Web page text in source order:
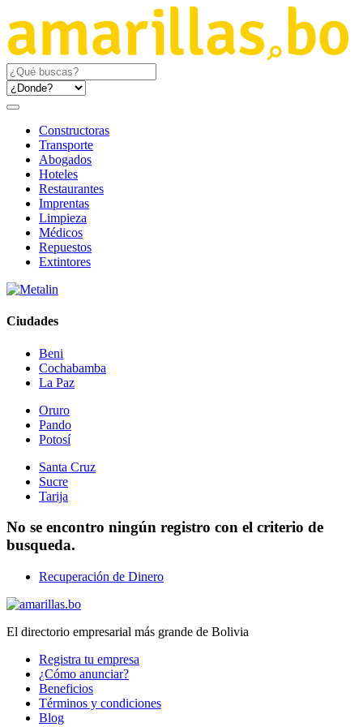
Constructoras
Transporte
Abogados
Hoteles
Restaurantes
Imprentas
Limpieza
Médicos
Repuestos
Extintores
Ciudades
Beni
Cochabamba
La Paz
Oruro
Pando
Potosí
Santa Cruz
Sucre
Tarija
No se encontro ningún registro con el criterio de
busqueda.
Recuperación de Dinero
El directorio empresarial más grande de Bolivia
Registra tu empresa
¿Cómo anunciar?
Beneficios
Términos y condiciones
Blog